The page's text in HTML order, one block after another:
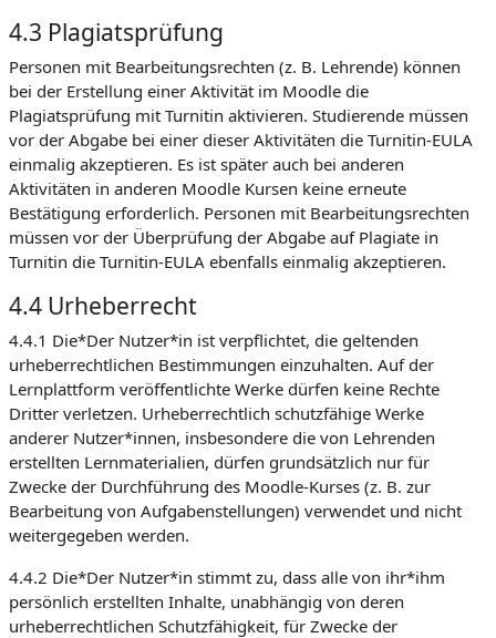
4.3 Plagiatsprüfung
Personen mit Bearbeitungsrechten (z. B. Lehrende) können
bei der Erstellung einer Aktivität im Moodle die
Plagiatsprüfung mit Turnitin aktivieren. Studierende müssen
vor der Abgabe bei einer dieser Aktivitäten die Turnitin-EULA
einmalig akzeptieren. Es ist später auch bei anderen
Aktivitäten in anderen Moodle Kursen keine erneute
Bestätigung erforderlich. Personen mit Bearbeitungsrechten
müssen vor der Überprüfung der Abgabe auf Plagiate in
Turnitin die Turnitin-EULA ebenfalls einmalig akzeptieren.
4.4 Urheberrecht
4.4.1 Die*Der Nutzer*in ist verpflichtet, die geltenden
urheberrechtlichen Bestimmungen einzuhalten. Auf der
Lernplattform veröffentlichte Werke dürfen keine Rechte
Dritter verletzen. Urheberrechtlich schutzfähige Werke
anderer Nutzer*innen, insbesondere die von Lehrenden
erstellten Lernmaterialien, dürfen grundsätzlich nur für
Zwecke der Durchführung des Moodle-Kurses (z. B. zur
Bearbeitung von Aufgabenstellungen) verwendet und nicht
weitergegeben werden.
4.4.2 Die*Der Nutzer*in stimmt zu, dass alle von ihr*ihm
persönlich erstellten Inhalte, unabhängig von deren
urheberrechtlichen Schutzfähigkeit, für Zwecke der